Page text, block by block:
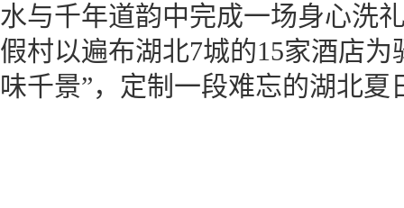
水与千年道韵中完成一场身心
假村以遍布湖北7城的15家酒店
味千景”，定制一段难忘的湖北夏